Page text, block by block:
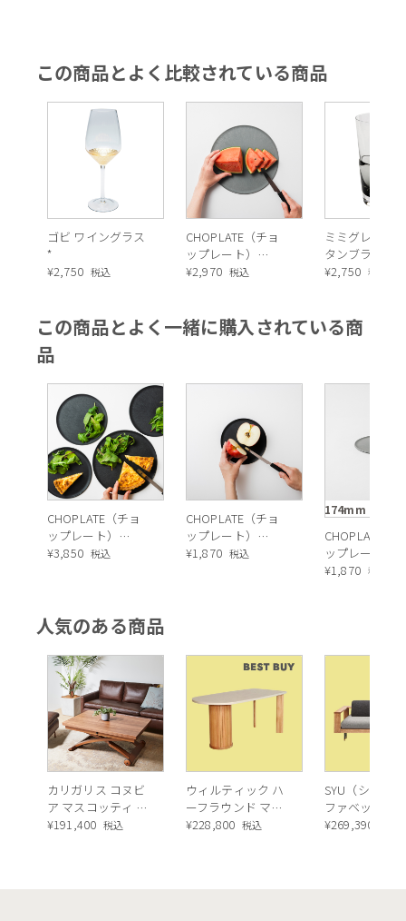
この商品とよく比較されている商品
ゴビ ワイングラス
*
¥2,750 税込
CHOPLATE（チョ
ップレート）
（GREY）22cm
¥2,970 税込
ミミグレー
タンブラー
¥2,750 税込
この商品とよく一緒に購入されている商
品
CHOPLATE（チョ
ップレート）
（BLACK）26cm
¥3,850 税込
CHOPLATE（チョ
ップレート）
（BLACK）17.4cm
¥1,870 税込
174mm
CHOPLATE（
ップレート）
（GREY）
¥1,870 税込
人気のある商品
カリガリス コヌビ
ア マスコッティ 伸
長・昇降式テーブ
¥191,400 税込
ウィルティック ハ
ーフラウンド マテ
ィエラ塗装 ダイニ
¥228,800 税込
SYU（シュウ
ファベッド（
ュラル）
¥269,390